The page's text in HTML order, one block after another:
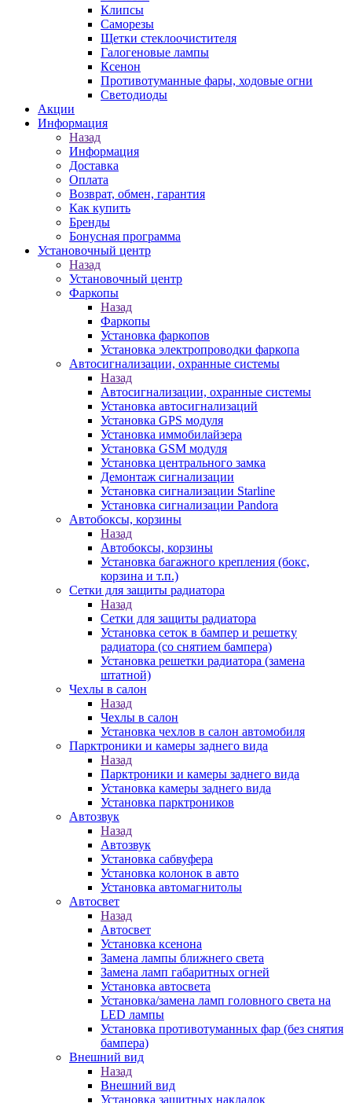
Клипсы
Саморезы
Щетки стеклоочистителя
Галогеновые лампы
Ксенон
Противотуманные фары, ходовые огни
Светодиоды
Акции
Информация
Назад
Информация
Доставка
Оплата
Возврат, обмен, гарантия
Как купить
Бренды
Бонусная программа
Установочный центр
Назад
Установочный центр
Фаркопы
Назад
Фаркопы
Установка фаркопов
Установка электропроводки фаркопа
Автосигнализации, охранные системы
Назад
Автосигнализации, охранные системы
Установка автосигнализаций
Установка GPS модуля
Установка иммобилайзера
Установка GSM модуля
Установка центрального замка
Демонтаж сигнализации
Установка сигнализации Starline
Установка сигнализации Pandora
Автобоксы, корзины
Назад
Автобоксы, корзины
Установка багажного крепления (бокс,
корзина и т.п.)
Сетки для защиты радиатора
Назад
Сетки для защиты радиатора
Установка сеток в бампер и решетку
радиатора (со снятием бампера)
Установка решетки радиатора (замена
штатной)
Чехлы в салон
Назад
Чехлы в салон
Установка чехлов в салон автомобиля
Парктроники и камеры заднего вида
Назад
Парктроники и камеры заднего вида
Установка камеры заднего вида
Установка парктроников
Автозвук
Назад
Автозвук
Установка сабвуфера
Установка колонок в авто
Установка автомагнитолы
Автосвет
Назад
Автосвет
Установка ксенона
Замена лампы ближнего света
Замена ламп габаритных огней
Установка автосвета
Установка/замена ламп головного света на
LED лампы
Установка противотуманных фар (без снятия
бампера)
Внешний вид
Назад
Внешний вид
Установка защитных накладок